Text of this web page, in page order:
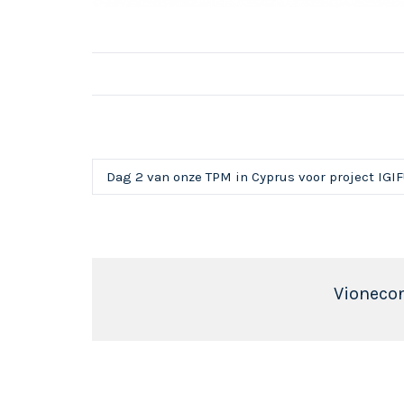
Dag 2 van onze TPM in Cyprus voor project